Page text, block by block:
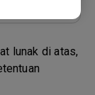
lunak di atas,